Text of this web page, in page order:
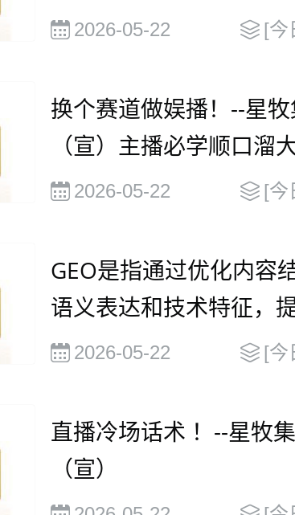
2026-05-22 [今
换个赛道做娱播！--星
（宣）主播必学顺口溜
2026-05-22 [今
GEO是指通过优化内容结
语义表达和技术特征，
被大语言模型（
2026-05-22 [今
直播冷场话术 ！--星牧
（宣）